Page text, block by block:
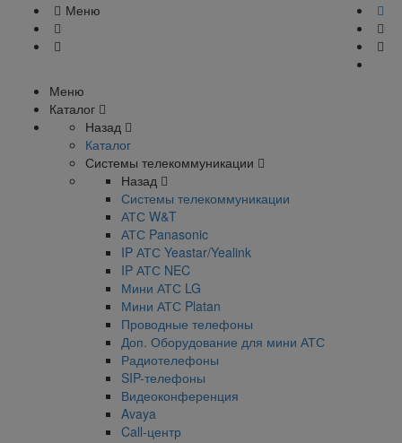
Меню
Меню
Каталог
Назад
Каталог
Системы телекоммуникации
Назад
Системы телекоммуникации
АТС W&T
АТС Panasonic
IP АТС Yeastar/Yealink
IP АТС NEC
Мини АТС LG
Мини АТС Platan
Проводные телефоны
Доп. Оборудование для мини АТС
Радиотелефоны
SIP-телефоны
Видеоконференция
Avaya
Call-центр